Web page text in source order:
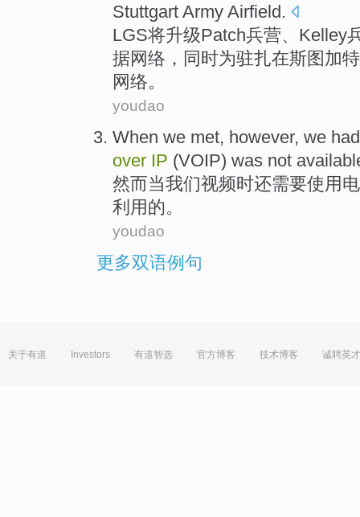
Stuttgart Army Airfield .
LGS将升级Patch兵营、 Kelley
据网络 ， 同时为驻扎在斯图加特
网络。
youdao
When we met, however, we had
over IP (VOIP) was not
然而当我们视频时还需要使用
利用的。
youdao
更多双语例句
关于有道 Investors 有道智选 官方博客 技术博客 诚聘英才